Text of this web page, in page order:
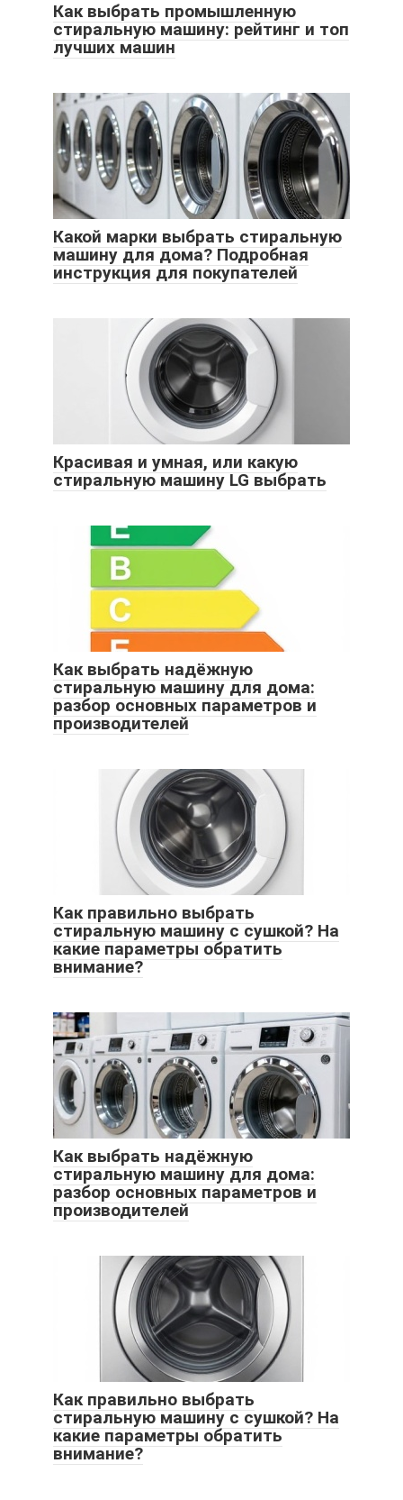
Как выбрать промышленную
стиральную машину: рейтинг и топ
лучших машин
Какой марки выбрать стиральную
машину для дома? Подробная
инструкция для покупателей
Красивая и умная, или какую
стиральную машину LG выбрать
Как выбрать надёжную
стиральную машину для дома:
разбор основных параметров и
производителей
Как правильно выбрать
стиральную машину с сушкой? На
какие параметры обратить
внимание?
Как выбрать надёжную
стиральную машину для дома:
разбор основных параметров и
производителей
Как правильно выбрать
стиральную машину с сушкой? На
какие параметры обратить
внимание?